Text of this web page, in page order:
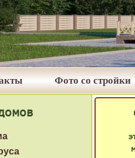
Фото со стройки